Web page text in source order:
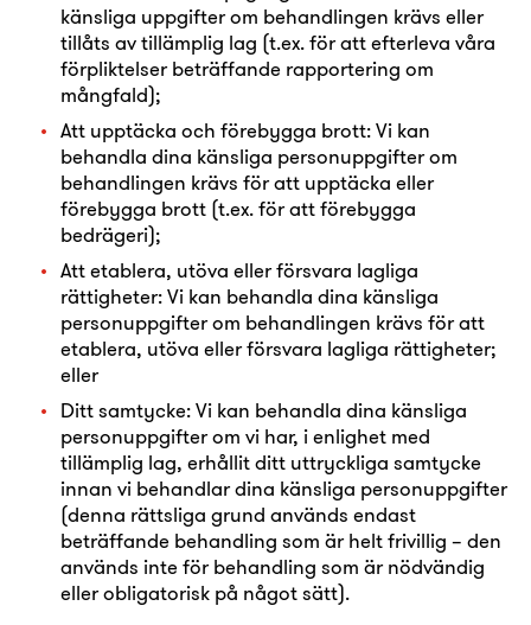
känsliga uppgifter om behandlingen krävs eller
tillåts av tillämplig lag (t.ex. för att efterleva våra
förpliktelser beträffande rapportering om
mångfald);
Att upptäcka och förebygga brott: Vi kan
behandla dina känsliga personuppgifter om
behandlingen krävs för att upptäcka eller
förebygga brott (t.ex. för att förebygga
bedrägeri);
Att etablera, utöva eller försvara lagliga
rättigheter: Vi kan behandla dina känsliga
personuppgifter om behandlingen krävs för att
etablera, utöva eller försvara lagliga rättigheter;
eller
Ditt samtycke: Vi kan behandla dina känsliga
personuppgifter om vi har, i enlighet med
tillämplig lag, erhållit ditt uttryckliga samtycke
innan vi behandlar dina känsliga personuppgifter
(denna rättsliga grund används endast
beträffande behandling som är helt frivillig – den
används inte för behandling som är nödvändig
eller obligatorisk på något sätt).